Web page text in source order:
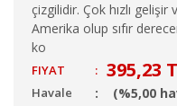
çizgilidir. Çok hızlı
Amerika olup sıfır
ko
FIYAT : 395,23
Havale (%5,00